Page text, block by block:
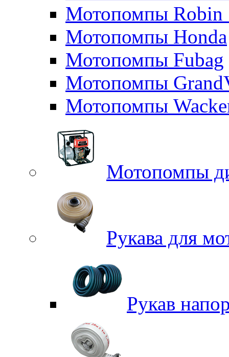
Мотопомпы Robin
Мотопомпы Honda
Мотопомпы Fubag
Мотопомпы
Мотопомпы
Мотопомпы
Рукава для
Рукав